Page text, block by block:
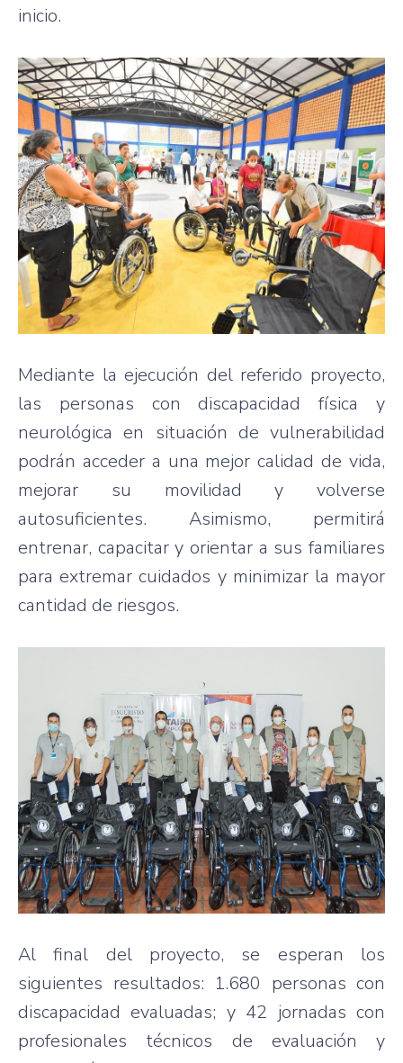
inicio.
Mediante la ejecución del referido proyecto,
las personas con discapacidad física y
neurológica en situación de vulnerabilidad
podrán acceder a una mejor calidad de vida,
mejorar su movilidad y volverse
autosuficientes. Asimismo, permitirá
entrenar, capacitar y orientar a sus familiares
para extremar cuidados y minimizar la mayor
cantidad de riesgos.
Al final del proyecto, se esperan los
siguientes resultados: 1.680 personas con
discapacidad evaluadas; y 42 jornadas con
profesionales técnicos de evaluación y